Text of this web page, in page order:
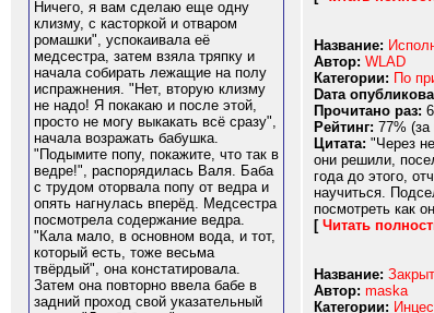
Ничего, я вам сделаю еще одну
клизму, с касторкой и отваром
ромашки", успокаивала её
медсестра, затем взяла тряпку и
начала собирать лежащие на полу
испражнения. "Нет, вторую клизму
не надо! Я покакаю и после этой,
просто не могу выкакать всё сразу",
начала возражать бабушка.
"Подымите попу, покажите, что так в
ведре!", распорядилась Валя. Баба
с трудом оторвала попу от ведра и
опять нагнулась вперёд. Медсестра
посмотрела содержание ведра.
"Кала мало, в основном вода, и тот,
который есть, тоже весьма
твёрдый", она констатировала.
Затем она повторно ввела бабе в
задний проход свой указательный
Название:
Автор: WLAD
Категории: По
Dата
Прочитано раз:
Рейтинг: 77%
Цитата: "Через
они решили,
года до этого,
научиться.
посмотреть как
[ Читать
Название:
Автор: maska
Категории: